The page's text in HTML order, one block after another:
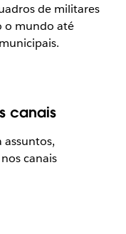
de militares
o mundo até
canais
canais